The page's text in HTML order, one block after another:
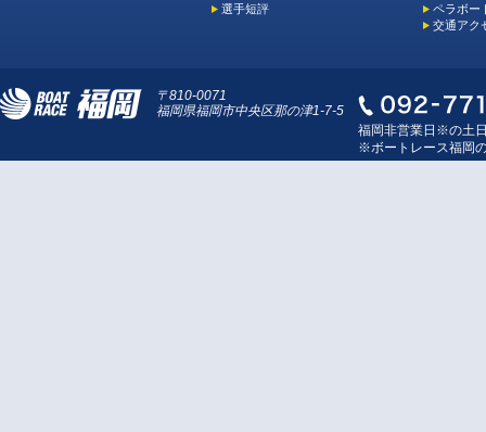
選手短評
ペラボー
交通アク
〒810-0071
福岡県福岡市中央区那の津1-7-5
福岡非営業日※の土
※ボートレース福岡